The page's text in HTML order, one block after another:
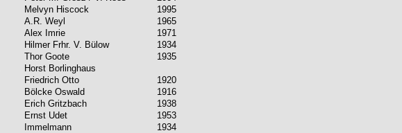
Melvyn Hiscock
1995
A.R. Weyl
1965
Alex Imrie
1971
Hilmer Frhr. V. Bülow
1934
Thor Goote
1935
Horst Borlinghaus
Friedrich Otto
1920
Bölcke Oswald
1916
Erich Gritzbach
1938
Ernst Udet
1953
Immelmann
1934